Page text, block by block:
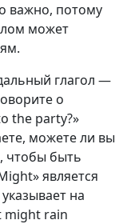
важно, потому
может
глагол —
о
the party?»
можете ли вы
чтобы быть
является
на
might rain